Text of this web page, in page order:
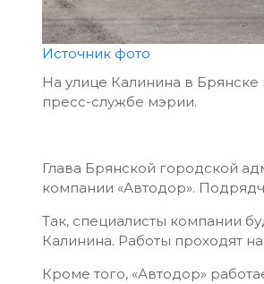
Источник фото
На улице Калинина в
пресс-службе мэрии.
Глава Брянской городской
компании «Автодор».
Так, специалисты компании
Калинина. Работы проходят
Кроме того, «Автодор»